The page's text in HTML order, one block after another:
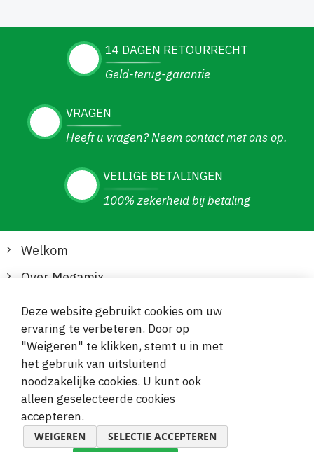
14 DAGEN RETOURRECHT
Geld-terug-garantie
VRAGEN
Heeft u vragen? Neem contact met ons op.
VEILIGE BETALINGEN
100% zekerheid bij betaling
Welkom
Over Megamix
Informatie
Klantenservice
Veilige en gemakkelijke betalingen
Deze website gebruikt cookies om uw
ervaring te verbeteren. Door op
"Weigeren" te klikken, stemt u in met
het gebruik van uitsluitend
noodzakelijke cookies. U kunt ook
alleen geselecteerde cookies
accepteren.
WEIGEREN SELECTIE ACCEPTEREN